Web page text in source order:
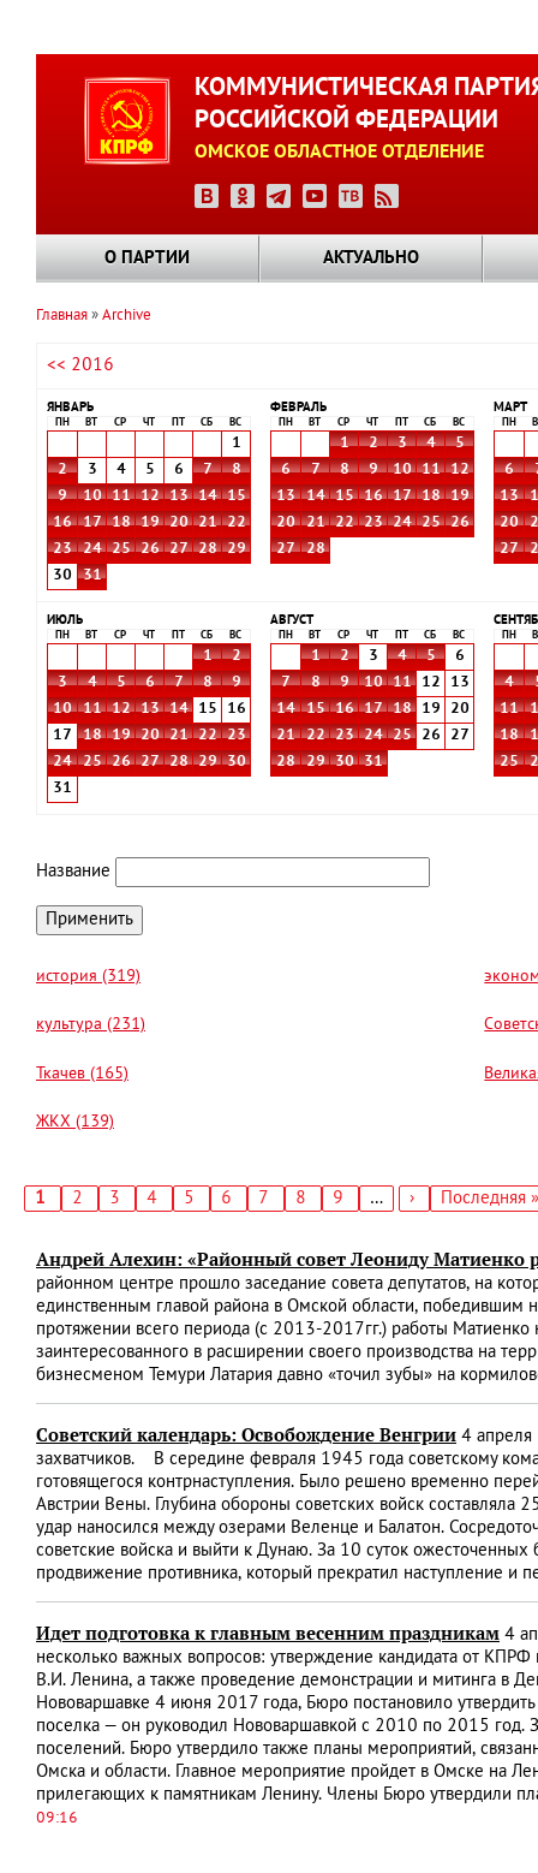
КОММУНИСТИЧЕСКАЯ
РОССИЙСКОЙ ФЕДЕРАЦИИ
ОМСКОЕ ОБЛАСТНОЕ ОТДЕЛЕНИЕ
О ПАРТИИ АКТУАЛЬНО
навигации
Главная Archive
<< 2016
ЯНВАРЬ
ПН ВТ СР ЧТ СБ ВС
1
2
3 4 5 6 7
8
9
10 11 12 13 14
15
16
17 18 19 20 21
22
23
24 25 26 27 28
29
30
31
ФЕВРАЛЬ
ПН ВТ СР ЧТ СБ ВС
1 2 3 4
5
6
7 8 9 10 11
12
13
14 15 16 17 18
19
20
21 22 23 24 25
26
27
28
МАРТ
ПН
6
13
20
27
ИЮЛЬ
ПН ВТ СР ЧТ СБ ВС
1
2
3
4 5 6 7 8
9
10
11 12 13 14 15
16
17
18 19 20 21 22
23
24
25 26 27 28 29
30
31
АВГУСТ
ПН ВТ СР ЧТ СБ ВС
1 2 3 4 5
6
7
8 9 10 11 12
13
14
15 16 17 18 19
20
21
22 23 24 25 26
27
28
29 30 31
ПН
4
11
18
25
Название
история (319)
культура (231)
Ткачев (165)
ЖКХ (139)
Текущая
1 Страница
2 Страница
3 Страница
4 Страница
5 Страница
6 Страница
7 Страница
8 Страница
9 …
Следующая
›
Последняя
Последняя »
Андрей Алехин: «Районный совет Леониду Матиенко
районном центре прошло заседание совета депутатов, на
единственным главой района в Омской области,
протяжении всего периода (с 2013-2017гг.) работы Матиенко
заинтересованного в расширении своего производства на
бизнесменом Темури Латария давно «точил зубы» на
Советский календарь: Освобождение Венгрии 4 апреля
захватчиков. В середине февраля 1945 года советскому
готовящегося контрнаступления. Было решено временно
Австрии Вены. Глубина обороны советских войск
удар наносился между озерами Веленце и Балатон.
советские войска и выйти к Дунаю. За 10 суток ожесточенных
продвижение противника, который прекратил наступление и
Идет подготовка к главным весенним праздникам 4
несколько важных вопросов: утверждение кандидата от
В.И. Ленина, а также проведение демонстрации и митинга в
Нововаршавке 4 июня 2017 года, Бюро постановило
поселка — он руководил Нововаршавкой с 2010 по 2015 год.
поселений. Бюро утвердило также планы мероприятий,
Омска и области. Главное мероприятие пройдет в Омске на
прилегающих к памятникам Ленину. Члены Бюро утвердили
09:16